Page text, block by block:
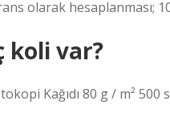
olarak
koli var?
Kağıdı 80 g / m²